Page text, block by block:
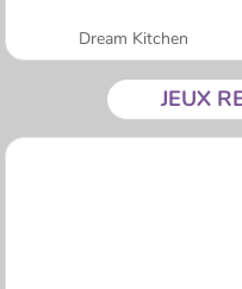
Dream Kitchen
JEUX